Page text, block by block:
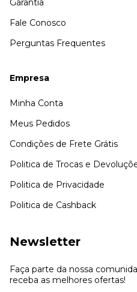
Garantia
Fale Conosco
Perguntas Frequentes
Empresa
Minha Conta
Meus Pedidos
Condições de Frete Grátis
Politica de Trocas e
Politica de Privacidade
Politica de Cashback
Newsletter
Faça parte da nossa
receba as melhores ofertas!